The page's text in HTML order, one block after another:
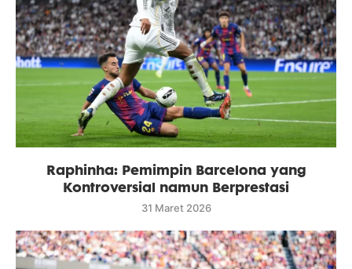
Raphinha: Pemimpin Barcelona yang
Kontroversial namun Berprestasi
31 Maret 2026